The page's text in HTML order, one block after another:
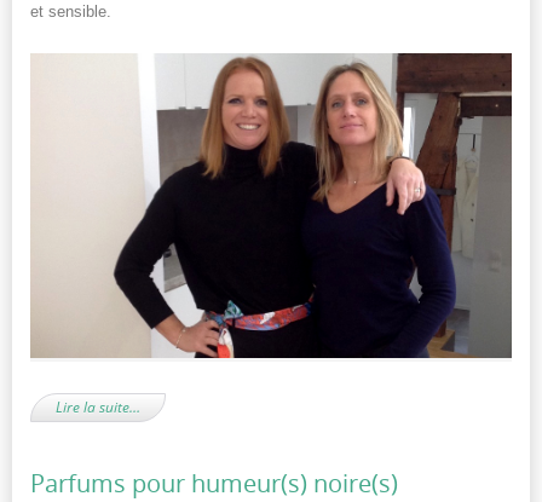
et sensible.
Lire la suite…
Parfums pour humeur(s) noire(s)